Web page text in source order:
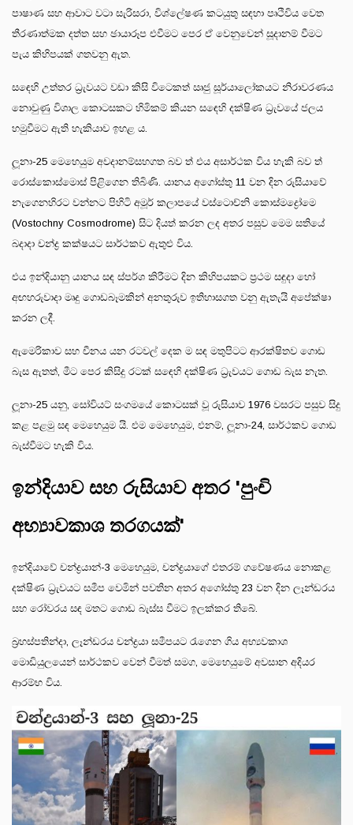
පාෂාණ සහ ආවාට වටා සැරිසරා, විශ්ලේෂණ කටයුතු සඳහා පෘථිවිය වෙත
තීරණාත්මක දත්ත සහ ඡායාරූප එවීමට පෙර ඒ වෙනුවෙන් සූදානම් වීමට
පැය කිහිපයක් ගතවනු ඇත.
සඳෙහි උත්තර ධ්‍රැවයට වඩා කිසි විටෙකත් ඍජු සූර්යාලෝකයට නිරාවරණය
නොවුණු විශාල කොටසකට හිමිකම් කියන සඳෙහි දක්ෂිණ ධ්‍රැවයේ ජලය
හමුවීමට ඇති හැකියාව ඉහළ ය.
ලූනා-25 මෙහෙයුම අවදානම්සහගත බව ත් එය අසාර්ථක විය හැකි බව ත්
රොස්කොස්මොස් පිළිගෙන තිබිණි. යානය අගෝස්තු 11 වන දින රුසියාවේ
නැගෙනහිරට වන්නට පිහිටි අමූර් කලාපයේ වස්ටොච්නි කොස්මද්‍රෝමෙ
(Vostochny Cosmodrome) සිට දියත් කරන ලද අතර පසුව මෙම සතියේ
බදාදා චන්ද්‍ර කක්ෂයට සාර්ථකව ඇතුළු විය.
එය ඉන්දියානු යානය සඳ ස්පර්ශ කිරීමට දින කිහිපයකට ප්‍රථම සඳුදා හෝ
අඟහරුවාදා මෘදු ගොඩබෑමකින් අනතුරුව ඉතිහාසගත වනු ඇතැයි අපේක්ෂා
කරන ලදී.
ඇමෙරිකාව සහ චීනය යන රටවල් දෙක ම සඳ මතුපිටට ආරක්ෂිතව ගොඩ
බැස ඇතත්, මීට පෙර කිසිදු රටක් සඳෙහි දක්ෂිණ ධ්‍රැවයට ගොඩ බැස නැත.
ලූනා-25 යනු, සෝවියට් සංගමයේ කොටසක් වූ රුසියාව 1976 වසරට පසුව සිදු
කළ පළමු සඳ මෙහෙයුම යි. එම මෙහෙයුම, එනම්, ලූනා-24, සාර්ථකව ගොඩ
බැස්වීමට හැකි විය.
ඉන්දියාව සහ රුසියාව අතර 'පුංචි
අභ්‍යාවකාශ තරගයක්'
ඉන්දියාවේ චන්ද්‍රයාන්-3 මෙහෙයුම, චන්ද්‍රයාගේ එතරම් ගවේෂණය නොකළ
දක්ෂිණ ධ්‍රැවයට සමීප වෙමින් පවතින අතර අගෝස්තු 23 වන දින ලෑන්ඩරය
සහ රෝවරය සඳ මතට ගොඩ බැස්ස වීමට ඉලක්කර තිබේ.
බ්‍රහස්පතින්දා, ලෑන්ඩරය චන්ද්‍රයා සමීපයට රැගෙන ගිය අභ්‍යවකාශ
මොඩියුලයෙන් සාර්ථකව වෙන් වීමත් සමග, මෙහෙයුමේ අවසාන අදියර
ආරම්භ විය.